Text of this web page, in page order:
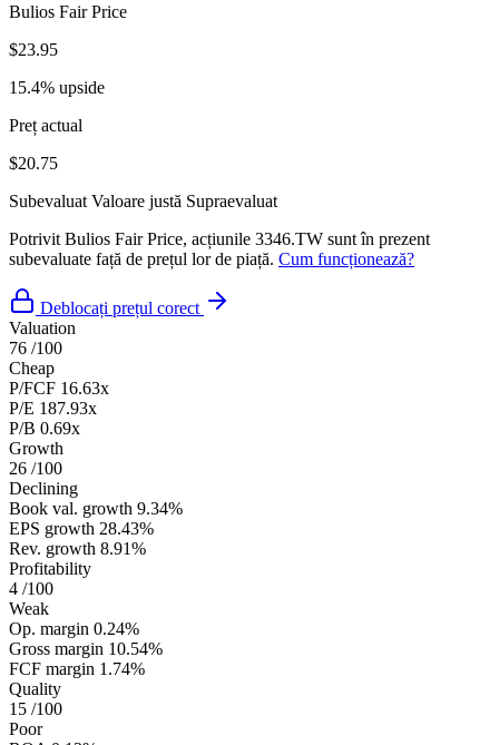
Bulios Fair Price
$23.95
15.4% upside
Preț actual
$20.75
Subevaluat Valoare justă Supraevaluat
Potrivit Bulios Fair Price, acțiunile 3346.TW sunt în prezent
subevaluate față de prețul lor de piață. Cum funcționează?
Deblocați prețul corect
Valuation
76 /100
Cheap
P/FCF 16.63x
P/E 187.93x
P/B 0.69x
Growth
26 /100
Declining
Book val. growth 9.34%
EPS growth 28.43%
Rev. growth 8.91%
Profitability
4 /100
Weak
Op. margin 0.24%
Gross margin 10.54%
FCF margin 1.74%
Quality
15 /100
Poor